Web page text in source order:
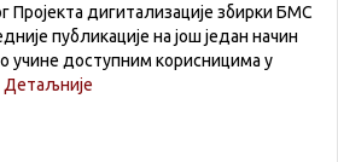
Пројекта дигитализације збирки БМС
публикације на још један начин
учине доступним корисницима у
Детаљније